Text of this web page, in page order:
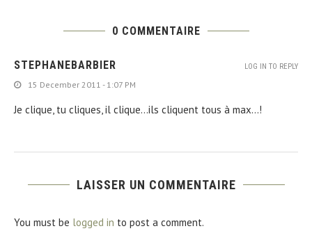
0 COMMENTAIRE
STEPHANEBARBIER
15 December 2011 - 1:07 PM
Je clique, tu cliques, il clique…ils cliquent tous à max…!
LOG IN TO REPLY
LAISSER UN COMMENTAIRE
You must be logged in to post a comment.